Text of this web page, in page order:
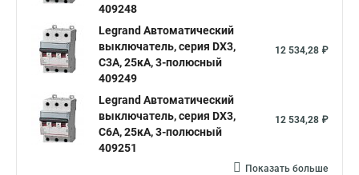
409248
Legrand Автоматический
выключатель, серия DX3,
С3A, 25кА, 3-полюсный
409249
12 534,28 ₽
Legrand Автоматический
выключатель, серия DX3,
С6A, 25кА, 3-полюсный
409251
12 534,28 ₽
Показать больше